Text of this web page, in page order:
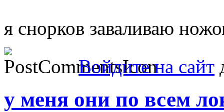
я снорков заваливаю
Войдите на сайт
у меня они по всем